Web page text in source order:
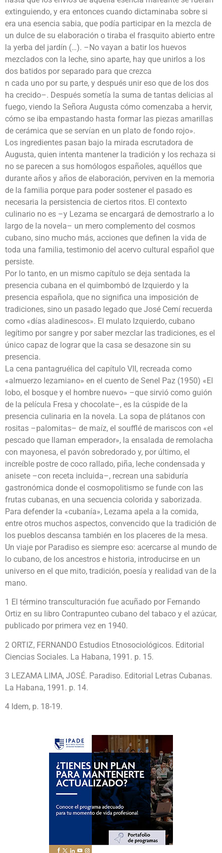
extinguiendo, y era entonces cuando dictaminaba sobre si
era una esencia sabia, que podía participar en la mezcla de
un dulce de su elaboración o tiraba el frasquito abierto entre
la yerba del jardín (…). –No vayan a batir los huevos
mezclados con la leche, sino aparte, hay que unirlos a los
dos batidos por separado para que crezca
n cada uno por su parte, y después unir eso que de los dos
ha crecido–. Después sometía la suma de tantas delicias al
fuego, viendo la Señora Augusta cómo comenzaba a hervir,
cómo se iba empastando hasta formar las piezas amarillas
de cerámica que se servían en un plato de fondo rojo».
Los ingredientes pasan bajo la mirada escrutadora de
Augusta, quien intenta mantener la tradición y los rechaza si
no se parecen a sus homólogos españoles, aquéllos que
durante años y años de elaboración, perviven en la memoria
de la familia porque para poder sostener el pasado es
necesaria la persistencia de ciertos ritos. El contexto
culinario no es –y Lezama se encargará de demostrarlo a lo
largo de la novela– un mero complemento del cosmos
cubano, sino mucho más, acciones que definen la vida de
toda una familia, testimonio del acervo cultural español que
persiste.
Por lo tanto, en un mismo capítulo se deja sentada la
presencia cubana en el quimbombó de Izquierdo y la
presencia española, que no significa una imposición de
tradiciones, sino un pasado legado que José Cemí recuerda
como «días aladinescos». El mulato Izquierdo, cubano
legítimo por sangre y por saber mezclar las tradiciones, es el
único capaz de lograr que la casa se desazone sin su
presencia.
La cena pantagruélica del capítulo VII, recreada como
«almuerzo lezamiano» en el cuento de Senel Paz (1950) «El
lobo, el bosque y el hombre nuevo» –que sirvió como guión
de la película Fresa y chocolate–, es la cúspide de la
presencia culinaria en la novela. La sopa de plátanos con
rositas –palomitas– de maíz, el soufflé de mariscos con «el
pescado que llaman emperador», la ensalada de remolacha
con mayonesa, el pavón sobredorado y, por último, el
increíble postre de coco rallado, piña, leche condensada y
anisete –con receta incluida–, recrean una sabiduría
gastronómica donde el cosmopolitismo se funde con las
frutas cubanas, en una secuencia colorida y saborizada.
Para defender la «cubanía», Lezama apela a la comida,
entre otros muchos aspectos, convencido que la tradición de
los pueblos descansa también en los placeres de la mesa.
Un viaje por Paradiso es siempre eso: acercarse al mundo de
lo cubano, de los ancestros e historia, introducirse en un
universo en el que mito, tradición, poesía y realidad van de la
mano.
1 El término transculturación fue acuñado por Fernando
Ortiz en su libro Contrapunteo cubano del tabaco y el azúcar,
publicado por primera vez en 1940.
2 ORTIZ, FERNANDO Estudios Etnosociológicos. Editorial
Ciencias Sociales. La Habana, 1991. p. 15.
3 LEZAMA LIMA, JOSÉ. Paradiso. Editorial Letras Cubanas.
La Habana, 1991. p. 14.
4 Idem, p. 18-19.